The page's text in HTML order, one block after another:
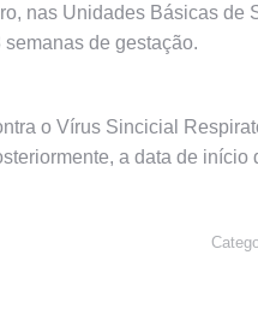
nas Unidades Básicas de
semanas de gestação.
o Vírus Sincicial
a data de